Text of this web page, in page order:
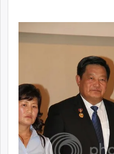
news.mn
zindaa.mn
mnb.mn
Livetv.mn
Eguur.mn
24tsag.mn
shuud.mn
eagle.mn